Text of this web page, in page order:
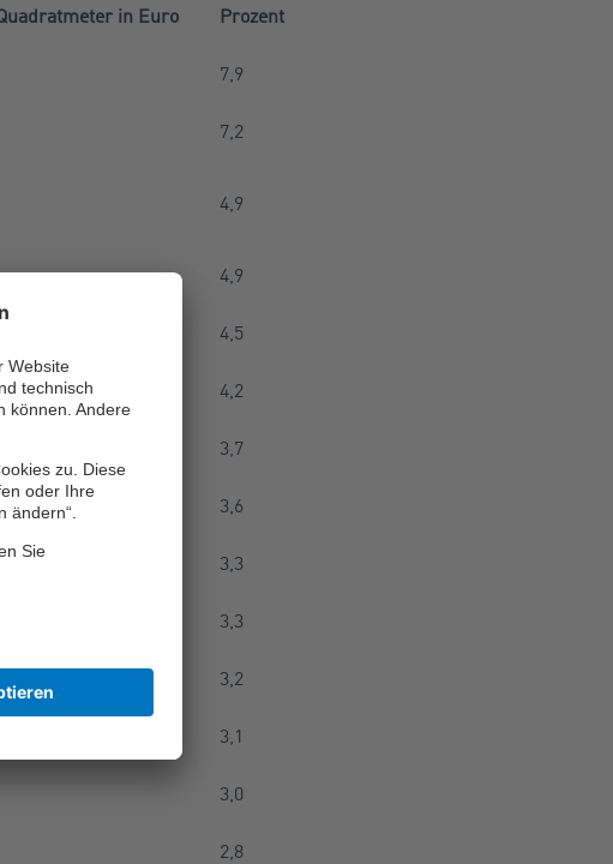
in Euro
Prozent
7,9
7,2
4,9
4,9
4,5
4,2
3,7
3,6
3,3
3,3
3,2
3,1
3,0
2,8